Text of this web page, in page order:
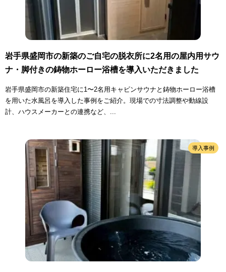
岩手県盛岡市の新築のご自宅の脱衣所に2名用の屋内用サウ
ナ・脚付きの鋳物ホーロー浴槽を導入いただきました
岩手県盛岡市の新築住宅に1〜2名用キャビンサウナと鋳物ホーロー浴槽
を用いた水風呂を導入した事例をご紹介。現場での寸法調整や動線設
計、ハウスメーカーとの連携など、...
導入事例